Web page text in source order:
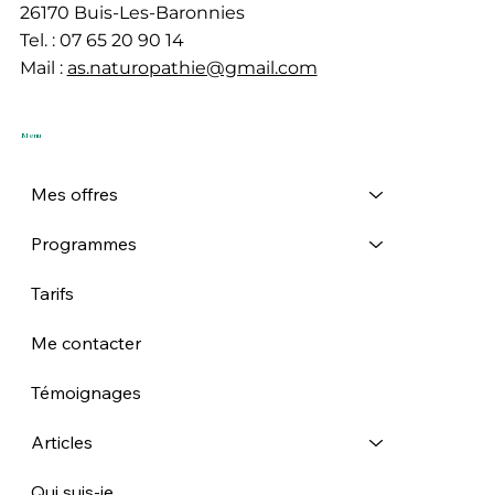
26170 Buis-Les-Baronnies
Tel. : 07 65 20 90 14
Mail : as.naturopathie@gmail.com
Menu
Mes offres
Programmes
Tarifs
Me contacter
Témoignages
Articles